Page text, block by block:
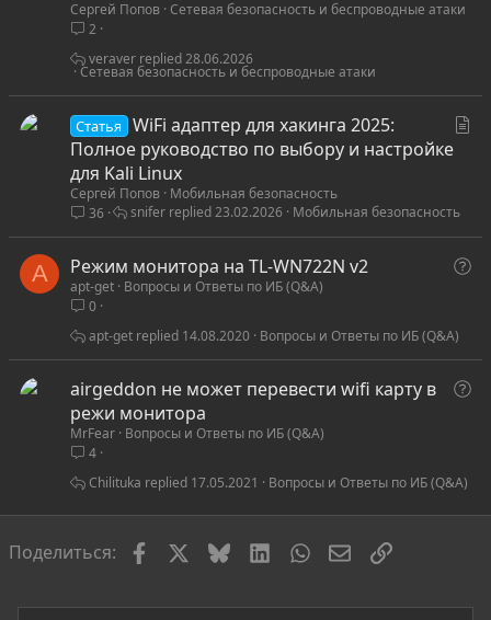
Сергей Попов Сетевая безопасность и беспроводные атаки
2
Сетевая безопасность и беспроводные атаки
28.06.2026
veraver
я
Статья
WiFi адаптер для хакинга 2025:
Полное руководство по выбору и настройке
для Kali Linux
Сергей Попов Мобильная безопасность
36
Мобильная безопасность
23.02.2026
snifer
A
В
о
с
Режим монитора на TL-WN722N v2
apt-get Вопросы и Ответы по ИБ (Q&A)
0
Вопросы и Ответы по ИБ (Q&A)
14.08.2020
apt-get
В
airgeddon не может перевести wifi карту в
режи монитора
MrFear Вопросы и Ответы по ИБ (Q&A)
4
Вопросы и Ответы по ИБ (Q&A)
17.05.2021
Chilituka
Поделиться: FacebookBlueskyLinkedInWhatsAppЭлектронная
Ссылка